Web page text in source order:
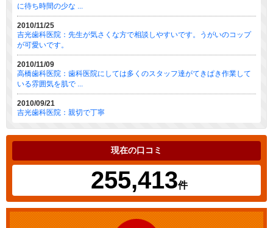
に待ち時間の少な ...
2010/11/25
吉光歯科医院：先生が気さくな方で相談しやすいです。うがいのコップ
が可愛いです。
2010/11/09
高橋歯科医院：歯科医院にしては多くのスタッフ達がてきぱき作業して
いる雰囲気を肌で ...
2010/09/21
吉光歯科医院：親切で丁寧
現在の口コミ
255,413件